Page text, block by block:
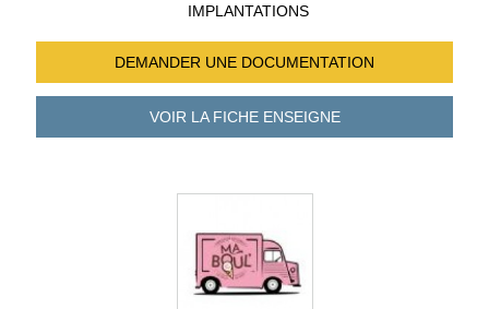
IMPLANTATIONS
DEMANDER UNE DOCUMENTATION
VOIR LA FICHEENSEIGNE